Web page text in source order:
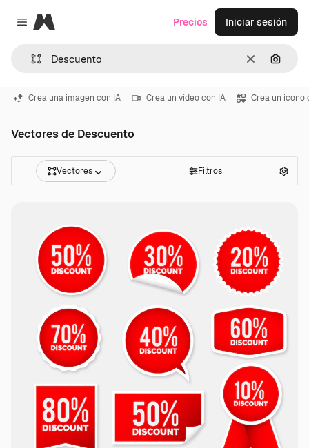
Close menu
Magnific
Borrar
Precios Iniciar sesión
Crea una imagen con IA Crea un vídeo con IA Crea un icono
Vectores de Descuento
Vectores Filtros